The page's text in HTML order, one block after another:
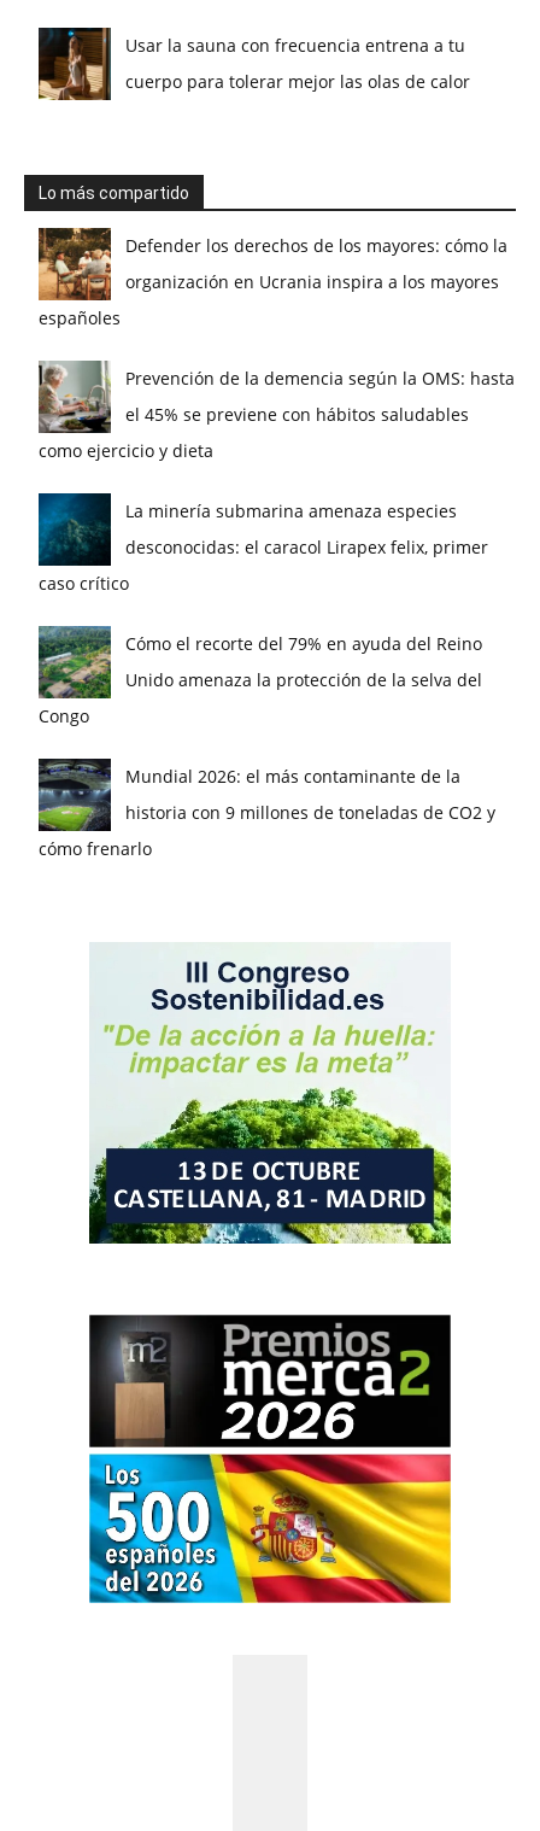
Usar la sauna con frecuencia entrena a tu
cuerpo para tolerar mejor las olas de calor
Lo más compartido
Defender los derechos de los mayores: cómo la
organización en Ucrania inspira a los mayores
españoles
Prevención de la demencia según la OMS: hasta
el 45% se previene con hábitos saludables
como ejercicio y dieta
La minería submarina amenaza especies
desconocidas: el caracol Lirapex felix, primer
caso crítico
Cómo el recorte del 79% en ayuda del Reino
Unido amenaza la protección de la selva del
Congo
Mundial 2026: el más contaminante de la
historia con 9 millones de toneladas de CO2 y
cómo frenarlo